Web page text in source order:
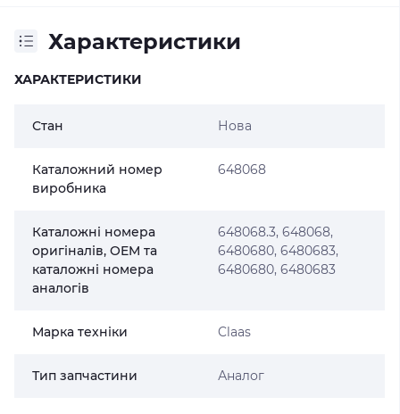
Характеристики
ХАРАКТЕРИСТИКИ
Стан Нова
Каталожний номер
виробника
648068
Каталожні номера
оригіналів, OEM та
каталожні номера
аналогів
648068.3, 648068,
6480680, 6480683,
6480680, 6480683
Марка техніки Claas
Тип запчастини Аналог